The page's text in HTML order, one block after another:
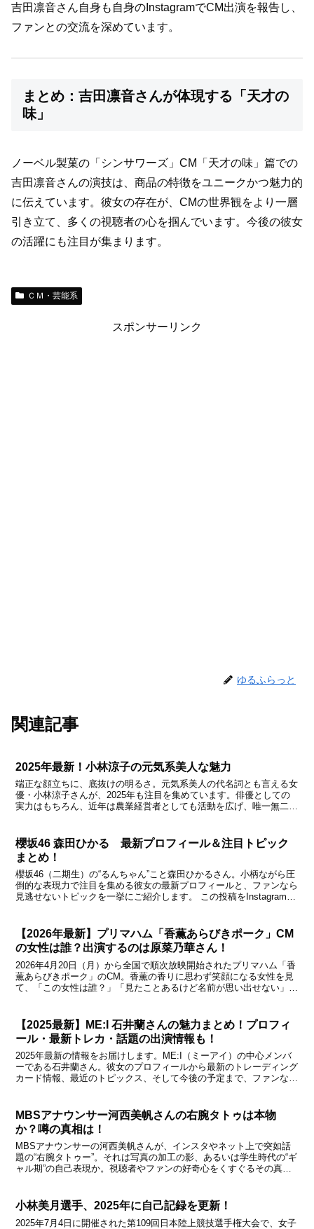
吉田凛音さん自身も自身のInstagramでCM出演を報告し、
ファンとの交流を深めています。
まとめ：吉田凛音さんが体現する「天才の
味」
ノーベル製菓の「シンサワーズ」CM「天才の味」篇での
吉田凛音さんの演技は、商品の特徴をユニークかつ魅力的
に伝えています。彼女の存在が、CMの世界観をより一層
引き立て、多くの視聴者の心を掴んでいます。今後の彼女
の活躍にも注目が集まります。
ＣＭ・芸能系
スポンサーリンク
ゆるふらっと
関連記事
2025年最新！小林涼子の元気系美人な魅力
端正な顔立ちに、底抜けの明るさ。元気系美人の代名詞とも言える女
優・小林涼子さんが、2025年も注目を集めています。俳優としての
実力はもちろん、近年は農業経営者としても活動を広げ、唯一無二の
櫻坂46 森田ひかる 最新プロフィール＆注目トピック
まとめ！
櫻坂46（二期生）の“るんちゃん”こと森田ひかるさん。小柄ながら圧
倒的な表現力で注目を集める彼女の最新プロフィールと、ファンなら
見逃せないトピックを一挙にご紹介します。 この投稿をInstagramで
【2026年最新】プリマハム「香薫あらびきポーク」CM
の女性は誰？出演するのは原菜乃華さん！
2026年4月20日（月）から全国で順次放映開始されたプリマハム「香
薫あらびきポーク」のCM。香薫の香りに思わず笑顔になる女性を見
て、「この女性は誰？」「見たことあるけど名前が思い出せない」
【2025最新】ME:I 石井蘭さんの魅力まとめ！プロフィ
ール・最新トレカ・話題の出演情報も！
2025年最新の情報をお届けします。​ME:I（ミーアイ）の中心メンバ
ーである石井蘭さん。​彼女のプロフィールから最新のトレーディング
カード情報、最近のトピックス、そして今後の予定まで、ファンなら
MBSアナウンサー河西美帆さんの右腕タトゥは本物
か？噂の真相は！
MBSアナウンサーの河西美帆さんが、インスタやネット上で突如話
題の“右腕タトゥー”。それは写真の加工の影、あるいは学生時代の“ギ
ャル期”の自己表現か。視聴者やファンの好奇心をくすぐるその真相
小林美月選手、2025年に自己記録を更新！
2025年7月4日に開催された第109回日本陸上競技選手権大会で、女子